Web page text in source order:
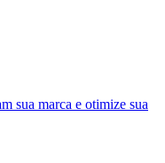
sua marca e otimize sua